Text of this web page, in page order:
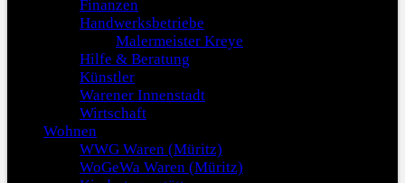
Finanzen
Handwerksbetriebe
Malermeister Kreye
Hilfe & Beratung
Künstler
Warener Innenstadt
Wirtschaft
Wohnen
WWG Waren (Müritz)
WoGeWa Waren (Müritz)